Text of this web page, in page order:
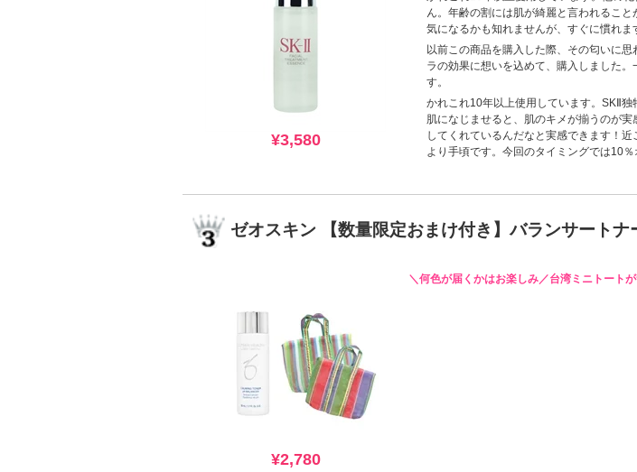
¥3,580
ん。年齢の割には肌が綺麗と言われるこ
気になるかも知れませんが、すぐに慣れま
以前この商品を購入した際、その匂いに
ラの効果に想いを込めて、購入しました
す。
かれこれ10年以上使用しています。SKⅡ
肌になじませると、肌のキメが揃うのが
してくれているんだなと実感できます！
より手頃です。今回のタイミングでは10
ゼオスキン 【数量限定おまけ付き】バランサートナ
¥2,780
＼何色が届くかはお楽しみ／台湾ミニトート